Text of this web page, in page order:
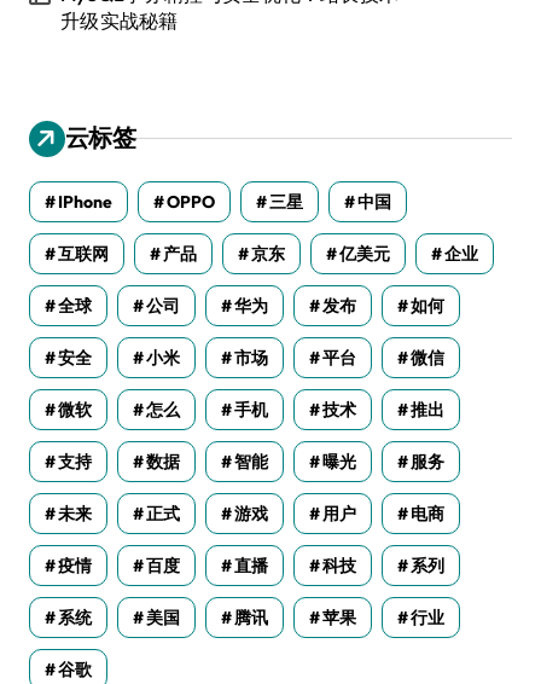
升级实战秘籍
云标签
IPhone OPPO 三星 中国
互联网 产品 京东 亿美元 企业
全球 公司 华为 发布 如何
安全 小米 市场 平台 微信
微软 怎么 手机 技术 推出
支持 数据 智能 曝光 服务
未来 正式 游戏 用户 电商
疫情 百度 直播 科技 系列
系统 美国 腾讯 苹果 行业
谷歌